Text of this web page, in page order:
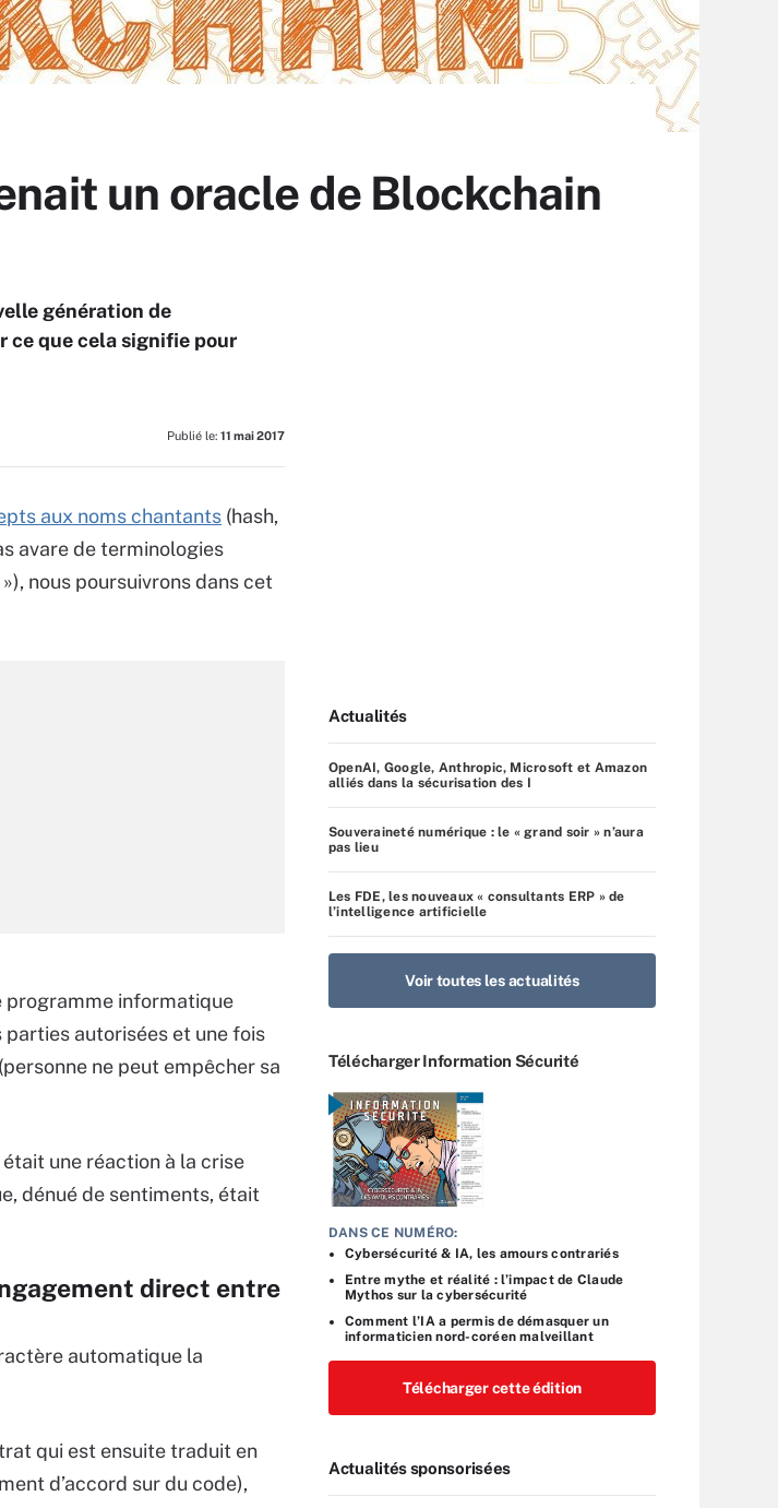
un oracle de Blockchain
génération de
ce que cela signifie pour
Publié le: 11 mai 2017
aux noms chantants (hash,
avare de terminologies
nous poursuivrons dans cet
programme informatique
autorisées et une fois
ne peut empêcher sa
une réaction à la crise
dénué de sentiments, était
direct entre
automatique la
qui est ensuite traduit en
d’accord sur du code),
Actualités
OpenAI, Google, Anthropic, Microsoft et Amazon
alliés dans la sécurisation des I
Souveraineté numérique : le « grand soir » n’aura
pas lieu
Les FDE, les nouveaux « consultants ERP » de
l’intelligence artificielle
Voir toutes les actualités
Télécharger Information Sécurité
DANS CE NUMÉRO:
Cybersécurité & IA, les amours contrariés
Entre mythe et réalité : l’impact de Claude
Mythos sur la cybersécurité
Comment l’IA a permis de démasquer un
informaticien nord-coréen malveillant
Télécharger cette édition
Actualités sponsorisées